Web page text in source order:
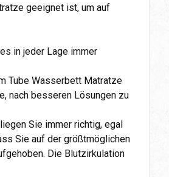
geeignet ist, um auf
in jeder Lage immer
Tube Wasserbett Matratze
nach besseren Lösungen zu
Sie immer richtig, egal
Sie auf der größtmöglichen
Die Blutzirkulation